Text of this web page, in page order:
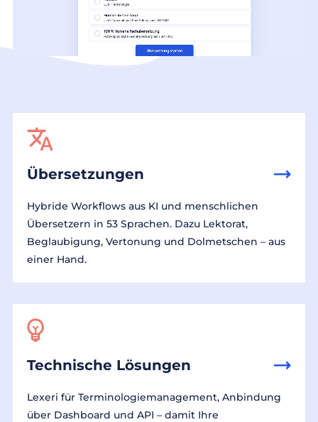
Übersetzungen
Hybride Workflows aus KI und menschlichen
Übersetzern in 53 Sprachen. Dazu Lektorat,
Beglaubigung, Vertonung und Dolmetschen – aus
einer Hand.
Technische Lösungen
Lexeri für Terminologiemanagement, Anbindung
über Dashboard und API – damit Ihre